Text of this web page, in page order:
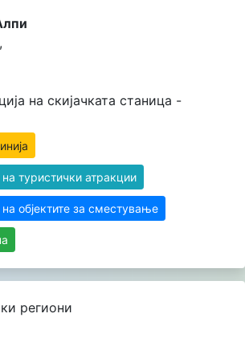
на скијачката станица -
туристички атракции
објектите за сместување
региони